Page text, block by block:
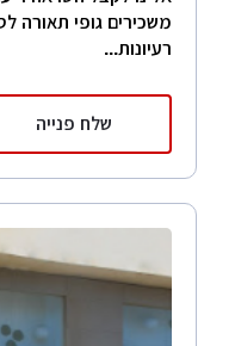
משכירים גופי תאורה
רעיונות...
שלח פנייה